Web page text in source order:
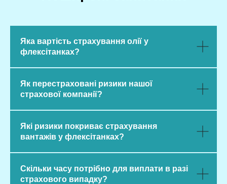
Яка вартість страхування олії у
флексітанках?
Як перестраховані ризики нашої
страхової компанії?
Які ризики покриває страхування
вантажів у флексітанках?
Скільки часу потрібно для виплати в разі
страхового випадку?